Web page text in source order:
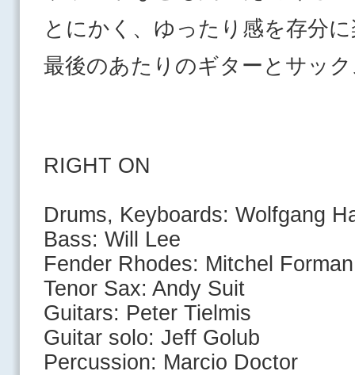
とにかく、ゆったり感を存分
最後のあたりのギターとサッ
RIGHT ON
Drums, Keyboards: Wolfgang
Bass: Will Lee
Fender Rhodes: Mitchel Forman
Tenor Sax: Andy Suit
Guitars: Peter Tielmis
Guitar solo: Jeff Golub
Percussion: Marcio Doctor